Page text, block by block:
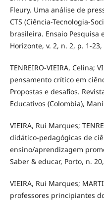
Fleury. Uma análise de
CTS (Ciência-Tecnologia-
brasileira. Ensaio Pesquisa
Horizonte, v. 2, n. 2, p. 1-23,
TENREIRO-VIEIRA, Celina;
pensamento crítico em
Propostas e desafios.
Educativos (Colombia),
VIEIRA, Rui Marques;
didático-pedagógicas de
ensino/aprendizagem
Saber & educar, Porto, n.
VIEIRA, Rui Marques;
professores principiantes